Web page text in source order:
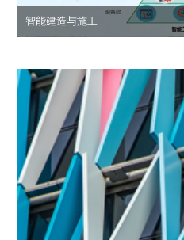
智能建造与施工